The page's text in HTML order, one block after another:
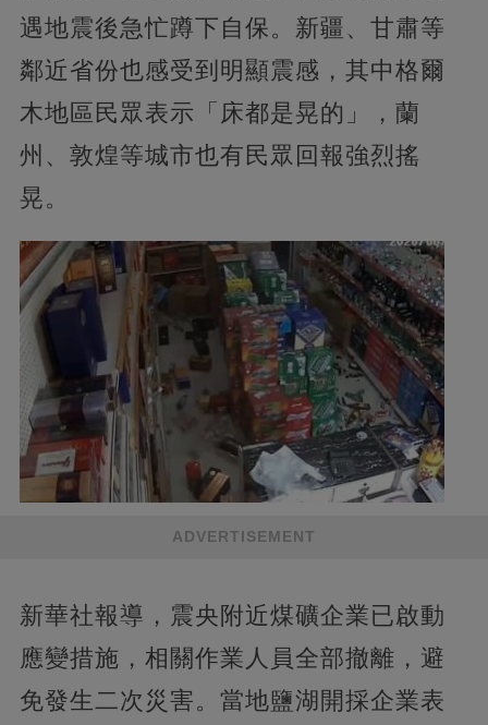
遇地震後急忙蹲下自保。新疆、甘肅等
鄰近省份也感受到明顯震感，其中格爾
木地區民眾表示「床都是晃的」，蘭
州、敦煌等城市也有民眾回報強烈搖
晃。
ADVERTISEMENT
新華社報導，震央附近煤礦企業已啟動
應變措施，相關作業人員全部撤離，避
免發生二次災害。當地鹽湖開採企業表